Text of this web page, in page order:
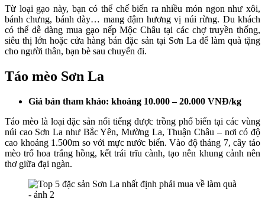
Từ loại gạo này, bạn có thể chế biến ra nhiều món ngon như xôi,
bánh chưng, bánh dày… mang đậm hương vị núi rừng. Du khách
có thể dễ dàng mua gạo nếp Mộc Châu tại các chợ truyền thống,
siêu thị lớn hoặc cửa hàng bán đặc sản tại Sơn La để làm quà tặng
cho người thân, bạn bè sau chuyến đi.
Táo mèo Sơn La
Giá bán tham khảo: khoảng 10.000 – 20.000 VNĐ/kg
Táo mèo là loại đặc sản nổi tiếng được trồng phổ biến tại các vùng
núi cao Sơn La như Bắc Yên, Mường La, Thuận Châu – nơi có độ
cao khoảng 1.500m so với mực nước biển. Vào độ tháng 7, cây táo
mèo trổ hoa trắng hồng, kết trái trĩu cành, tạo nên khung cảnh nên
thơ giữa đại ngàn.